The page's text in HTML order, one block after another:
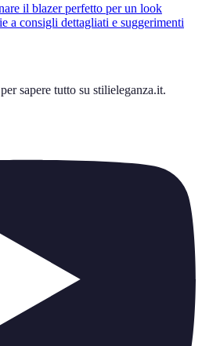
il blazer perfetto per un look
a consigli dettagliati e suggerimenti
sapere tutto su stilieleganza.it.